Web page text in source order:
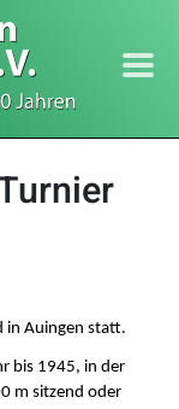
in Auingen statt.
bis 1945, in der
m sitzend oder